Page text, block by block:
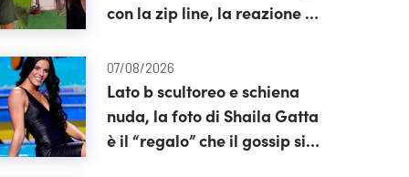
con la zip line, la reazione è
07/08/2026
Lato b scultoreo e schiena
nuda, la foto di Shaila Gatta
è il “regalo” che il gossip si